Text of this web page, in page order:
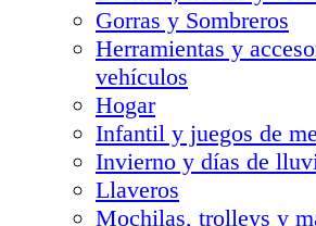
Gorras y Sombreros
Herramientas y
vehículos
Hogar
Infantil y juegos de
Invierno y días de
Llaveros
Mochilas, trolleys y